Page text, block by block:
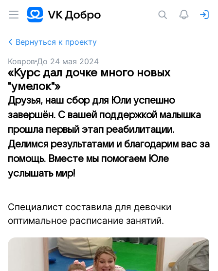
Вернуться к проекту
Ковров До 24 мая 2024
«Курс дал дочке много новых
"умелок"»
Друзья, наш сбор для Юли успешно
завершён. С вашей поддержкой малышка
прошла первый этап реабилитации.
Делимся результатами и благодарим вас за
помощь. Вместе мы помогаем Юле
услышать мир!
Специалист составила для девочки
оптимальное расписание занятий.